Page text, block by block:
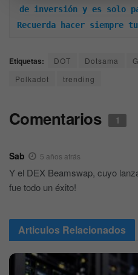
de inversión y es solo
Recuerda hacer siempre
Etiquetas: DOT Dotsama
Polkadot
trending
Comentarios 1
Sab 5 años atrás
Y el DEX Beamswap, cuyo
fue todo un éxito!
Articulos Relacionados